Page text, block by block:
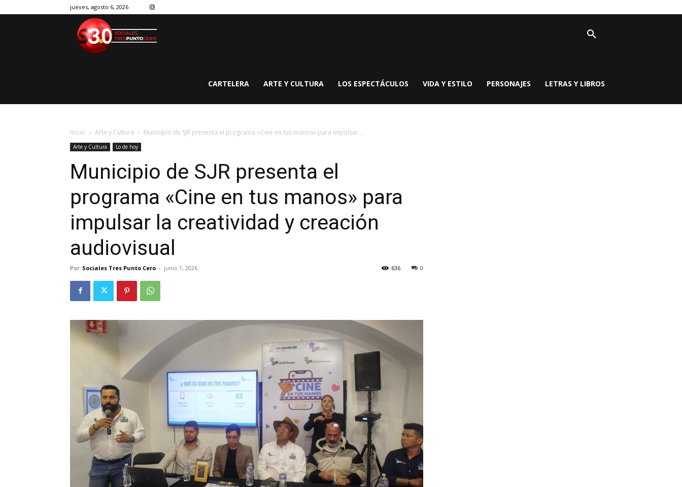
jueves, agosto 6, 2026
CARTELERA ARTE Y CULTURA LOS ESPECTÁCULOS VIDA Y ESTILO PERSONAJES LETRAS Y LIBROS
Inicio Arte y Cultura Municipio de SJR presenta el programa «Cine en tus manos» para impulsar...
Arte y Cultura Lo de hoy
Municipio de SJR presenta el
programa «Cine en tus manos» para
impulsar la creatividad y creación
audiovisual
Por Sociales Tres Punto Cero - junio 1, 2026 0
636